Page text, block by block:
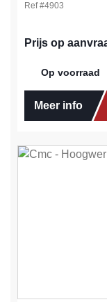
Ref #4903
Prijs op
Op voorraad
Meer info